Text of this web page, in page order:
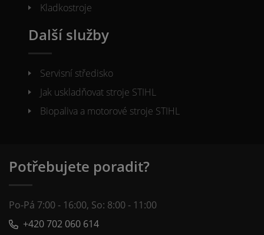
Kladkostroje
Další služby
Servisní středisko
Jak uskladňovat stroje STIHL
Biopaliva a motorové stroje STIHL
Potřebujete poradit?
Po-Pá 7:00 - 16:00, So: 8:00 - 11:00
+420 702 060 614